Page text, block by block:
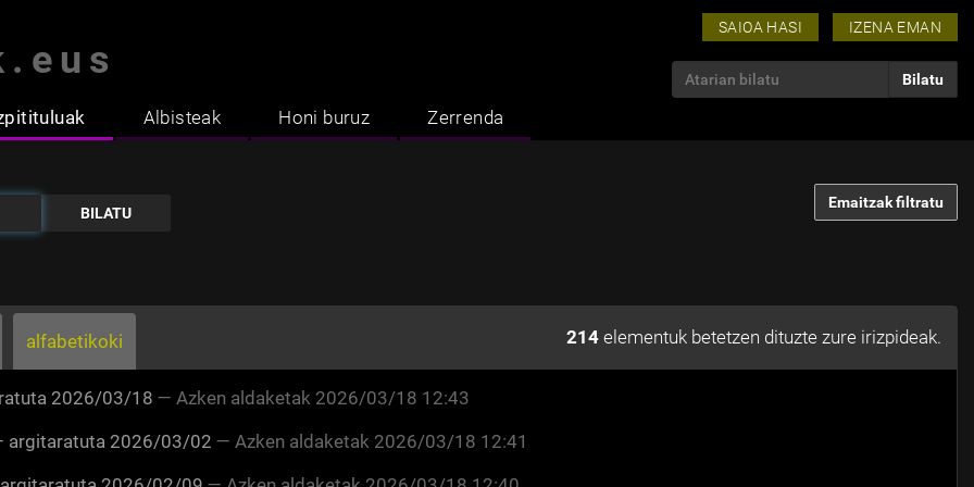
SAIOA HASI IZENA EMAN
Albisteak Honi buruz Zerrenda
Emaitzak filtratu
214 elementuk betetzen dituzte zure irizpideak.
alfabetikoki
2026/03/18 — Azken aldaketak 2026/03/18 12:43
argitaratuta 2026/03/02 — Azken aldaketak 2026/03/18 12:41